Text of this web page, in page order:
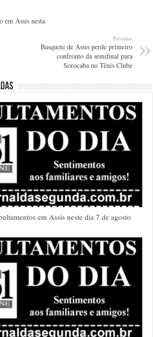
em Assis nesta
Próximo
Basquete de Assis perde primeiro
confronto da semifinal para
Sorocaba no Tênis Clube
em Assis neste dia 7 de agosto